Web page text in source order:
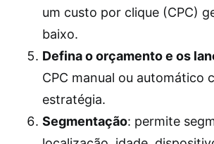
um custo por clique (CPC)
baixo.
Defina o orçamento e os
CPC manual ou automático
estratégia.
Segmentação: permite